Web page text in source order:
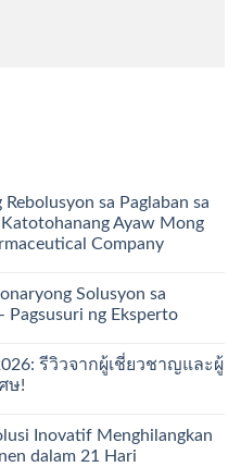
sa Paglaban sa
Ayaw Mong
Company
Solusyon sa
Pagsusuri ng Eksperto
รีวิวจากผู้เชี่ยวชาญและผู้
ษ!
Inovatif Menghilangkan
dalam 21 Hari